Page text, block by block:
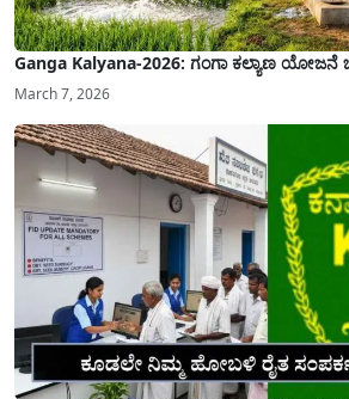
Ganga Kalyana-2026: ಗಂಗಾ ಕಲ್ಯಾಣ ಯೋಜನೆ
March 7, 2026